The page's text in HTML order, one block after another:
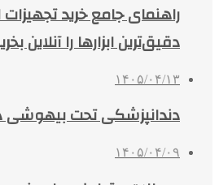
راهنمای جامع خرید
دقیق‌ترین ابزارها را آنلاین
۱۴۰۵/۰۴/۱۳
دندانپزشکی تحت بیهوشی
۱۴۰۵/۰۴/۰۹